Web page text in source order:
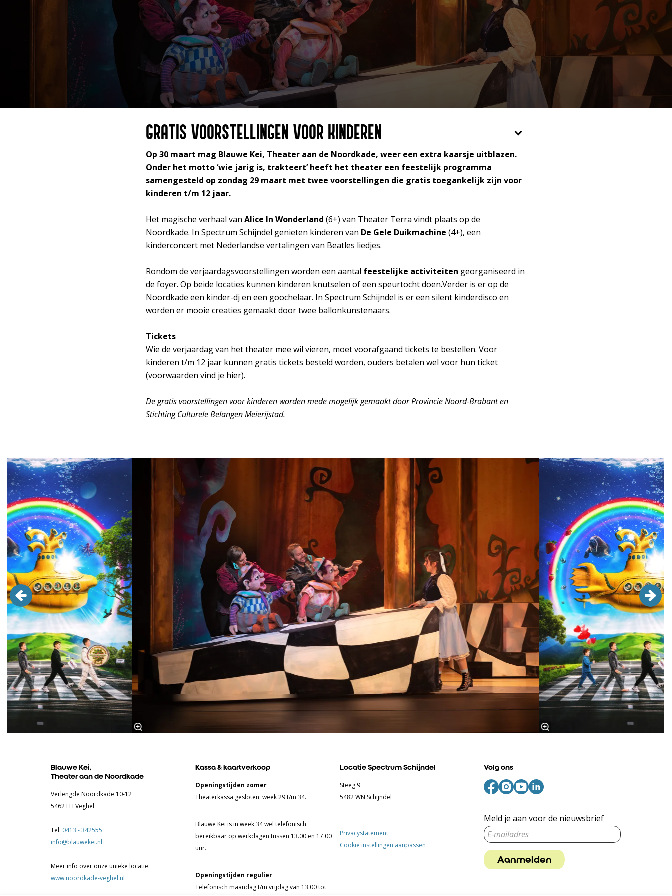
GRATIS VOORSTELLINGEN VOOR KINDEREN
Op 30 maart mag Blauwe Kei, Theater aan de Noordkade, weer een extra kaarsje uitblazen.
Onder het motto ‘wie jarig is, trakteert’ heeft het theater een feestelijk programma
samengesteld op zondag 29 maart met twee voorstellingen die gratis toegankelijk zijn voor
kinderen t/m 12 jaar.
Het magische verhaal van Alice In Wonderland (6+) van Theater Terra vindt plaats op de
Noordkade. In Spectrum Schijndel genieten kinderen van De Gele Duikmachine (4+), een
kinderconcert met Nederlandse vertalingen van Beatles liedjes.
Rondom de verjaardagsvoorstellingen worden een aantal feestelijke activiteiten georganiseerd in
de foyer. Op beide locaties kunnen kinderen knutselen of een speurtocht doen.Verder is er op de
Noordkade een kinder-dj en een goochelaar. In Spectrum Schijndel is er een silent kinderdisco en
worden er mooie creaties gemaakt door twee ballonkunstenaars.
Tickets
Wie de verjaardag van het theater mee wil vieren, moet voorafgaand tickets te bestellen. Voor
kinderen t/m 12 jaar kunnen gratis tickets besteld worden, ouders betalen wel voor hun ticket
(voorwaarden vind je hier).
De gratis voorstellingen voor kinderen worden mede mogelijk gemaakt door Provincie Noord-Brabant en
Stichting Culturele Belangen Meierijstad.
Overslaan
Inzoomen
Blauwe Kei,
Theater aan de Noordkade
Verlengde Noordkade 10-12
5462 EH Veghel
Tel: 0413 - 342555
info@blauwekei.nl
Meer info over onze unieke locatie:
www.noordkade-veghel.nl
Kassa & kaartverkoop
Openingstijden zomer
Theaterkassa gesloten: week 29 t/m 34.
Blauwe Kei is in week 34 wel telefonisch
bereikbaar op werkdagen tussen 13.00 en 17.00
uur.
Openingstijden regulier
Telefonisch maandag t/m vrijdag van 13.00 tot
Locatie Spectrum Schijndel
Steeg 9
5482 WN Schijndel
Privacystatement
Cookie instellingen aanpassen
Volg ons
Meld je aan voor de nieuwsbrief
Aanmelden